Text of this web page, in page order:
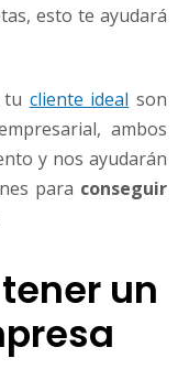
esto te ayudará
tu cliente ideal son
ambos
y nos ayudarán
para conseguir
un